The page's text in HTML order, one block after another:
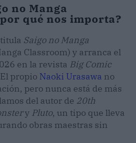
no Manga
qué nos importa?
Saigo no Manga
Classroom) y arranca el
en la revista Big Comic
propio Naoki Urasawa no
pero nunca está de más
del autor de 20th
y Pluto, un tipo que lleva
obras maestras sin